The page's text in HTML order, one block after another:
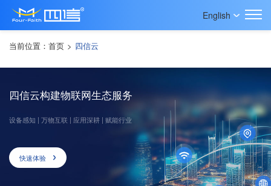
English
当前位置： 首页 > 四信云
四信云构建物联网生态服务
设备感知 | 万物互联 | 应用深耕 | 赋能行业
快速体验